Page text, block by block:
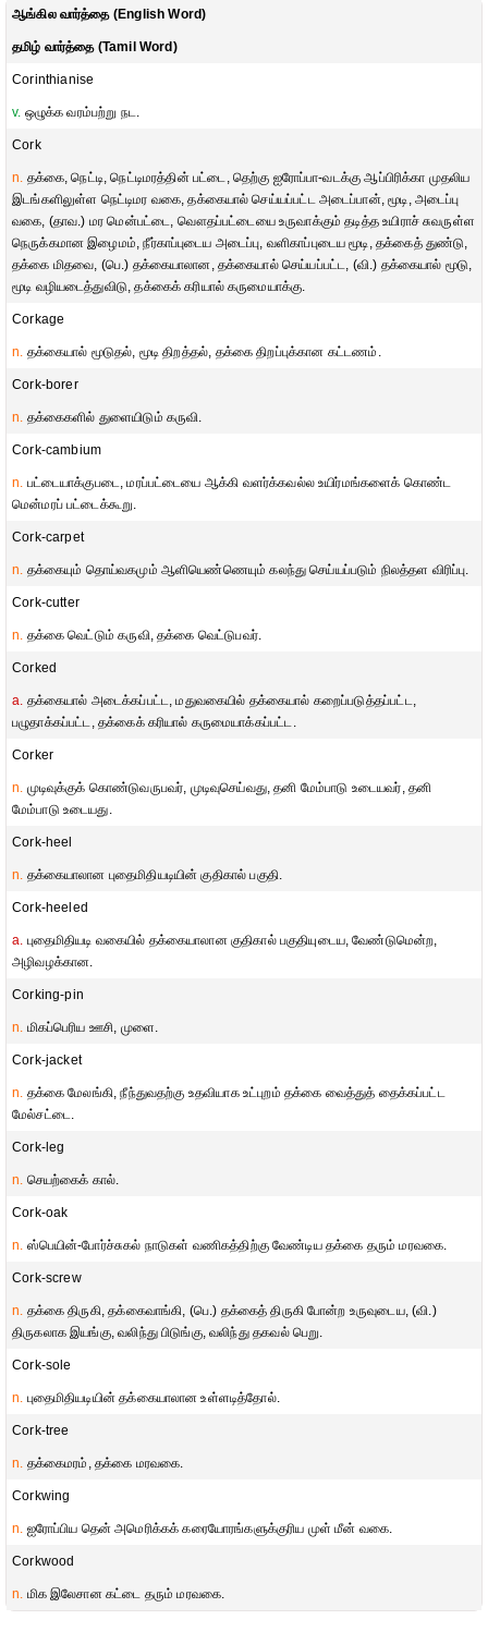
ஆங்கில வார்த்தை (English Word)
தமிழ் வார்த்தை (Tamil Word)
Corinthianise
v. ஒழுக்க வரம்பற்று நட.
Cork
n. தக்கை, நெட்டி, நெட்டிமரத்தின் பட்டை, தெற்கு ஐரோப்பா-வடக்கு ஆப்பிரிக்கா முதலிய
இடங்களிலுள்ள நெட்டிமர வகை, தக்கையால் செய்யப்பட்ட அடைப்பான், மூடி, அடைப்பு
வகை, (தாவ.) மர மென்பட்டை, வௌதப்பட்டையை உருவாக்கும் தடித்த உயிராச் சுவருள்ள
நெருக்கமான இழைமம், நீர்காப்புடைய அடைப்பு, வளிகாப்புடைய மூடி, தக்கைத் துண்டு,
தக்கை மிதவை, (பெ.) தக்கையாலான, தக்கையால் செய்யப்பட்ட, (வி.) தக்கையால் மூடு,
மூடி வழியடைத்துவிடு, தக்கைக் கரியால் கருமையாக்கு.
Corkage
n. தக்கையால் மூடுதல், மூடி திறத்தல், தக்கை திறப்புக்கான கட்டணம்.
Cork-borer
n. தக்கைகளில் துளையிடும் கருவி.
Cork-cambium
n. பட்டையாக்குபடை, மரப்பட்டையை ஆக்கி வளர்க்கவல்ல உயிர்மங்களைக் கொண்ட
மென்மரப் பட்டைக்கூறு.
Cork-carpet
n. தக்கையும் தொய்வகமும் ஆளியெண்ணெயும் கலந்து செய்யப்படும் நிலத்தள விரிப்பு.
Cork-cutter
n. தக்கை வெட்டும் கருவி, தக்கை வெட்டுபவர்.
Corked
a. தக்கையால் அடைக்கப்பட்ட, மதுவகையில் தக்கையால் கறைப்படுத்தப்பட்ட,
பழுதாக்கப்பட்ட, தக்கைக் கரியால் கருமையாக்கப்பட்ட.
Corker
n. முடிவுக்குக் கொண்டுவருபவர், முடிவுசெய்வது, தனி மேம்பாடு உடையவர், தனி
மேம்பாடு உடையது.
Cork-heel
n. தக்கையாலான புதைமிதியடியின் குதிகால் பகுதி.
Cork-heeled
a. புதைமிதியடி வகையில் தக்கையாலான குதிகால் பகுதியுடைய, வேண்டுமென்ற,
அழிவழக்கான.
Corking-pin
n. மிகப்பெரிய ஊசி, முளை.
Cork-jacket
n. தக்கை மேலங்கி, நீந்துவதற்கு உதவியாக உட்புறம் தக்கை வைத்துத் தைக்கப்பட்ட
மேல்சட்டை.
Cork-leg
n. செயற்கைக் கால்.
Cork-oak
n. ஸ்பெயின்-போர்ச்சுகல் நாடுகள் வணிகத்திற்கு வேண்டிய தக்கை தரும் மரவகை.
Cork-screw
n. தக்கை திருகி, தக்கைவாங்கி, (பெ.) தக்கைத் திருகி போன்ற உருவுடைய, (வி.)
திருகலாக இயங்கு, வலிந்து பிடுங்கு, வலிந்து தகவல் பெறு.
Cork-sole
n. புதைமிதியடியின் தக்கையாலான உள்ளடித்தோல்.
Cork-tree
n. தக்கைமரம், தக்கை மரவகை.
Corkwing
n. ஐரோப்பிய தென் அமெரிக்கக் கரையோரங்களுக்குரிய முள் மீன் வகை.
Corkwood
n. மிக இலேசான கட்டை தரும் மரவகை.